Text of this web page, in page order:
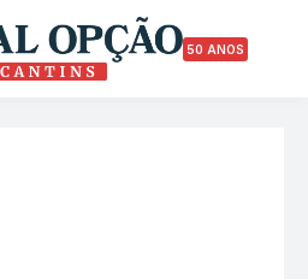
50 ANOS